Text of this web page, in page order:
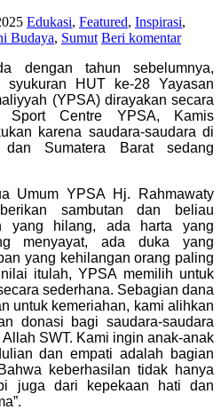
Edukasi, Featured, Inspirasi,
Budaya, Sumut Beri komentar
dengan tahun sebelumnya,
syukuran HUT ke-28 Yayasan
(YPSA) dirayakan secara
Sport Centre YPSA, Kamis
karena saudara-saudara di
Sumatera Barat sedang
Umum YPSA Hj. Rahmawaty
sambutan dan beliau
yang hilang, ada harta yang
menyayat, ada duka yang
yang kehilangan orang paling
itulah, YPSA memilih untuk
sederhana. Sebagian dana
untuk kemeriahan, kami alihkan
donasi bagi saudara-saudara
SWT. Kami ingin anak-anak
dan empati adalah bagian
keberhasilan tidak hanya
juga dari kepekaan hati dan